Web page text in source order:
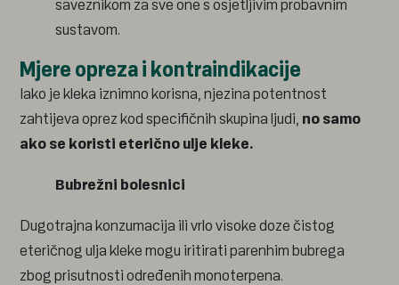
saveznikom za sve one s osjetljivim probavnim
sustavom.
Mjere opreza i kontraindikacije
Iako je kleka iznimno korisna, njezina potentnost
zahtijeva oprez kod specifičnih skupina ljudi, no samo
ako se koristi eterično ulje kleke.
Bubrežni bolesnici
Dugotrajna konzumacija ili vrlo visoke doze čistog
eteričnog ulja kleke mogu iritirati parenhim bubrega
zbog prisutnosti određenih monoterpena.